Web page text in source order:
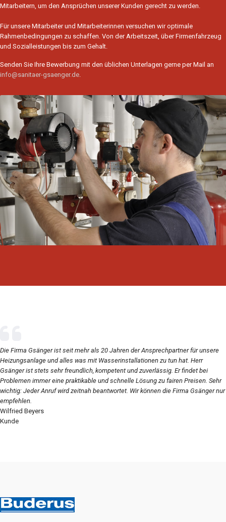
Mitarbeitern, um den Ansprüchen unserer Kunden gerecht zu werden.
Für unsere Mitarbeiter und Mitarbeiterinnen versuchen wir optimale
Rahmenbedingungen zu schaffen. Von der Arbeitszeit, über Firmenfahrzeug
und Sozialleistungen bis zum Gehalt.
Senden Sie Ihre Bewerbung mit den üblichen Unterlagen gerne per Mail an
info@sanitaer-gsaenger.de
Die Firma Gsänger ist seit mehr als 20 Jahren der Ansprechpartner für unsere
Heizungsanlage und alles was mit Wasserinstallationen zu tun hat. Herr
Gsänger ist stets sehr freundlich, kompetent und zuverlässig. Er findet bei
Problemen immer eine praktikable und schnelle Lösung zu fairen Preisen. Sehr
wichtig: Jeder Anruf wird zeitnah beantwortet. Wir können die Firma Gsänger nur
empfehlen.
Wilfried Beyers
Kunde